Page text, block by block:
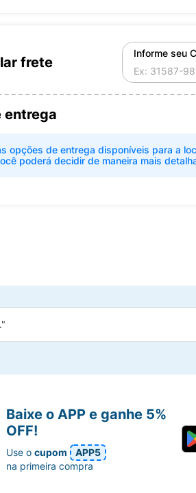
frete
Informe seu
entrega
opções de entrega disponíveis para a
poderá decidir de maneira mais
Baixe o APP e ganhe 5%
OFF!
Use ocupom
APP5
na primeira compra